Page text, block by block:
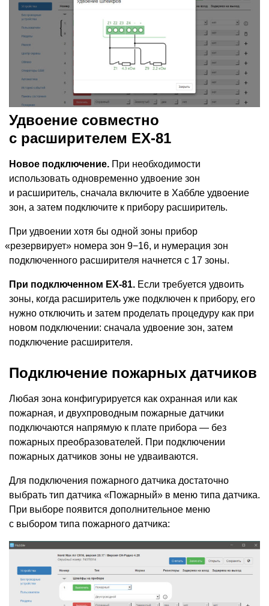
Удвоение совместно
с расширителем EX-81
Новое подключение. При необходимости
использовать одновременно удвоение зон
и расширитель, сначала включите в Хаббле удвоение
зон, а затем подключите к прибору расширитель.
При удвоении хотя бы одной зоны прибор
«резервирует» номера зон 9−16, и нумерация зон
подключенного расширителя начнется с 17 зоны.
При подключенном EX-81. Если требуется удвоить
зоны, когда расширитель уже подключен к прибору, его
нужно отключить и затем проделать процедуру как при
новом подключении: сначала удвоение зон, затем
подключение расширителя.
Подключение пожарных датчиков
Любая зона конфигурируется как охранная или как
пожарная, и двухпроводным пожарные датчики
подключаются напрямую к плате прибора — без
пожарных преобразователей. При подключении
пожарных датчиков зоны не удваиваются.
Для подключения пожарного датчика достаточно
выбрать тип датчика «Пожарный» в меню типа датчика.
При выборе появится дополнительное меню
с выбором типа пожарного датчика: